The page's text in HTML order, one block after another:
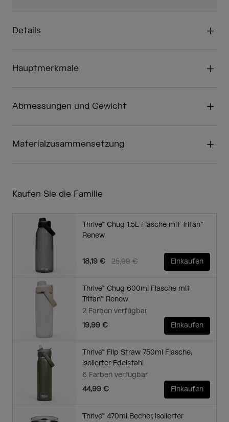
Details
Hauptmerkmale
Abmessungen und Gewicht
Materialzusammensetzung
Kaufen Sie die Familie
Thrive™ Chug 1.5L Flasche mit Tritan™
Renew
Price reduced from
25,99 €to
18,19 € Einkaufen
Thrive™ Chug 600ml Flasche mit
Tritan™ Renew
2 Farben verfügbar
19,99 €
Einkaufen
Thrive™ Flip Straw 750ml Flasche,
isolierter Edelstahl
6 Farben verfügbar
44,99 €
Einkaufen
Thrive™ 470ml Becher, isolierter